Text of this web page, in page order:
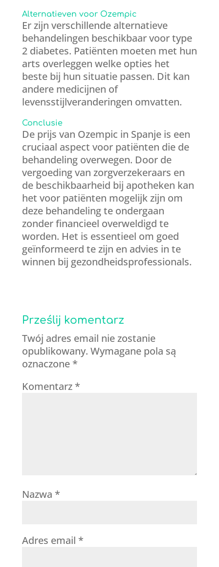
Alternatieven voor Ozempic
Er zijn verschillende alternatieve
behandelingen beschikbaar voor type
2 diabetes. Patiënten moeten met hun
arts overleggen welke opties het
beste bij hun situatie passen. Dit kan
andere medicijnen of
levensstijlveranderingen omvatten.
Conclusie
De prijs van Ozempic in Spanje is een
cruciaal aspect voor patiënten die de
behandeling overwegen. Door de
vergoeding van zorgverzekeraars en
de beschikbaarheid bij apotheken kan
het voor patiënten mogelijk zijn om
deze behandeling te ondergaan
zonder financieel overweldigd te
worden. Het is essentieel om goed
geïnformeerd te zijn en advies in te
winnen bij gezondheidsprofessionals.
Prześlij komentarz
Twój adres email nie zostanie
opublikowany. Wymagane pola są
oznaczone *
Komentarz *
Nazwa *
Adres email *